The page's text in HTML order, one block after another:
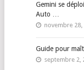
Gemini se
Auto …
novembre 28,
Guide pour
septembre 2,